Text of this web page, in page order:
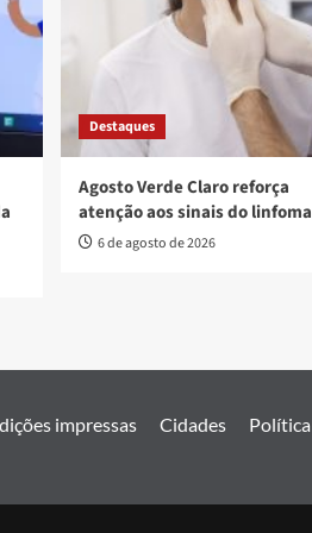
Destaques
Agosto Verde Claro reforça
atenção aos sinais do linfoma
6 de agosto de 2026
impressas Cidades Política